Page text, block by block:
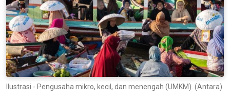
Ilustrasi - Pengusaha mikro, kecil, dan menengah (UMKM). (Antara)